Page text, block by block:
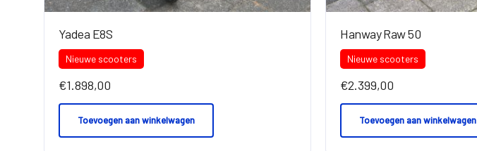
Yadea E8S
Nieuwe scooters
€1.898,00
Toevoegen aan winkelwagen
Hanway Raw 50
Nieuwe scooters
€2.399,00
Toevoegen aan winkelwagen